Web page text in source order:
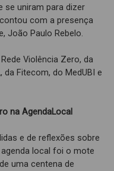
se uniram para dizer
com a presença
João Paulo Rebelo.
Violência Zero, da
da Fitecom, do MedUBI e
na AgendaLocal
e de reflexões sobre
local foi o mote
uma centena de